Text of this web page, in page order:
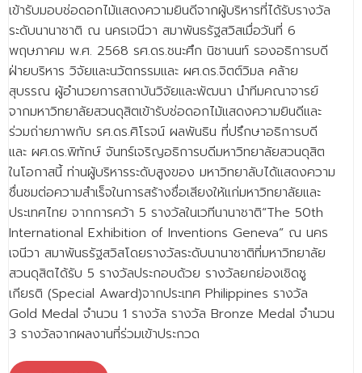
- กิจกรรม
- ทุน/สมัครงาน/ศึกษาต่อ
วารสารคณะ
ผลงานคณะ
- ฐานข้อมูลงานวิจัย
- โครงการบริหารจัดการพื้นที่ 10 ไร่ ด้านหลังโรงสีข้าว
สวนดุสิต จังหวัดปราจีนบุรี
- โครงการส่งเสริมการปลูกกล้วยเล็บมือนางฯ
- ผลงาน/รางวัล
เข้ารับมอบช่อดอกไม้แสดงความยินดีจากผู้บริหารที่ได้รับรางวัล
ระดับนานาชาติ ณ นครเจนีวา สมาพันธรัฐสวิสเมื่อวันที่ 6
พฤษภาคม พ.ศ. 2568 รศ.ดร.ชนะศึก นิชานนท์ รองอธิการบดี
ฝ่ายบริหาร วิจัยและนวัตกรรมและ ผศ.ดร.จิตต์วิมล คล้าย
สุบรรณ ผู้อำนวยการสถาบันวิจัยและพัฒนา นำทีมคณาจารย์
จากมหาวิทยาลัยสวนดุสิตเข้ารับช่อดอกไม้แสดงความยินดีและ
ร่วมถ่ายภาพกับ รศ.ดร.ศิโรจน์ ผลพันธิน ที่ปรึกษาอธิการบดี
และ ผศ.ดร.พิทักษ์ จันทร์เจริญอธิการบดีมหาวิทยาลัยสวนดุสิต
ในโอกาสนี้ ท่านผู้บริหารระดับสูงของ มหาวิทยาลับได้แสดงความ
ชื่นชมต่อความสำเร็จในการสร้างชื่อเสียงให้แก่มหาวิทยาลัยและ
ประเทศไทย จากการคว้า 5 รางวัลในเวทีนานาชาติ“The 50th
International Exhibition of Inventions Geneva” ณ นคร
เจนีวา สมาพันธรัฐสวิสโดยรางวัลระดับนานาชาติที่มหาวิทยาลัย
สวนดุสิตได้รับ 5 รางวัลประกอบด้วย รางวัลยกย่องเชิดชู
เกียรติ (Special Award)จากประเทศ Philippines รางวัล
Gold Medal จำนวน 1 รางวัล รางวัล Bronze Medal จำนวน
3 รางวัลจากผลงานที่ร่วมเข้าประกวด